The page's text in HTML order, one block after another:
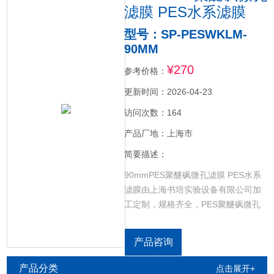
滤膜 PES水系滤膜
型号：SP-PESWKLM-
90MM
参考价格： ¥270
更新时间：2026-04-23
访问次数：164
产品厂地：上海市
简要描述：
90mmPES聚醚砜微孔滤膜 PES水系
滤膜由上海书培实验设备有限公司加
工定制，规格齐全，PES聚醚砜微孔
维素微孔滤膜，NYLON尼龙微孔滤
膜，CELL超滤纤维素微孔滤膜，PP
产品咨询
产品分类 点击展开+